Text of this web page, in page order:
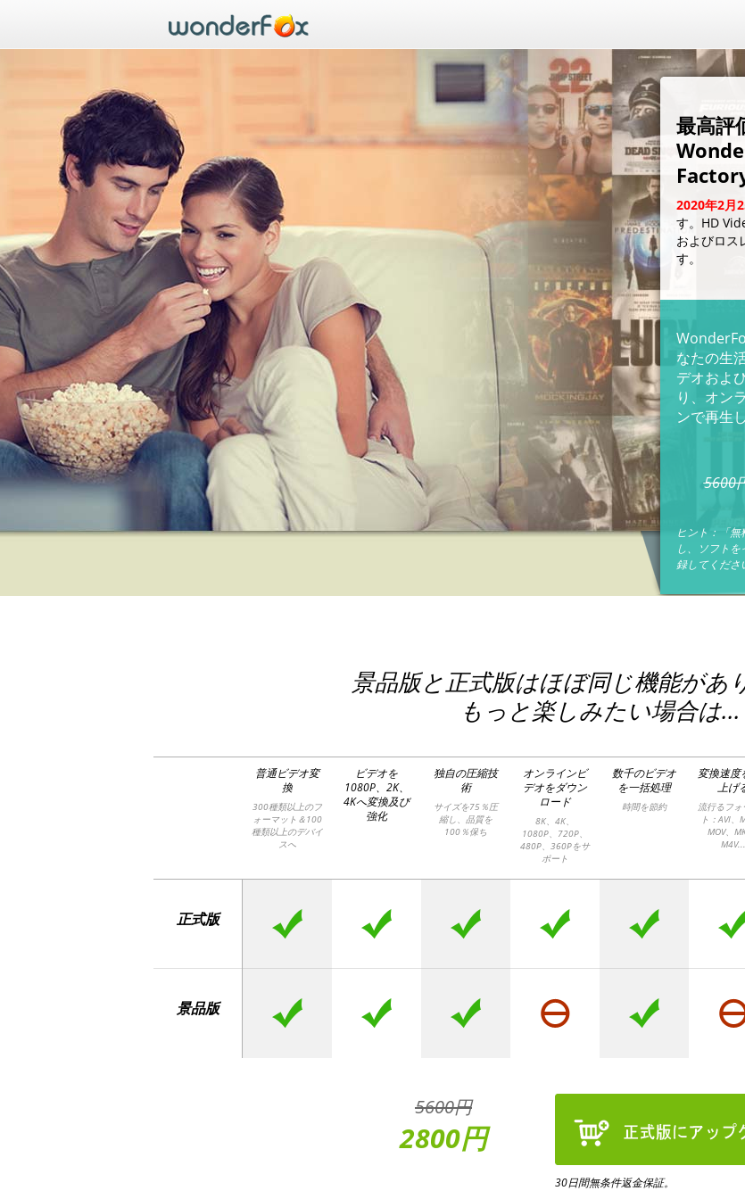
最高評
2020年2月
す。HD
およびロス
す。
なたの生
デオおよ
り、オン
ンで再生
5600
ヒント：「
し、ソフト
録してくださ
景品版と正式版はほぼ同じ機能があ
もっと楽しみたい場合は...
普通ビデオ変
換
300種類以上のフ
ォーマット＆100
種類以上のデバイ
スへ
ビデオを
1080P、2K、
4Kへ変換及び
強化
独自の圧縮技
術
サイズを75％圧
縮し、品質を
100％保ち
オンラインビ
デオをダウン
ロード
8K、4K、
1080P、720P、
480P、360Pをサ
ポート
数千のビデオ
を一括処理
時間を節約
変換速度
上げ
流行るフォ
ト：AVI、
MOV、
M4V...
正式版
景品版
5600円
2800円
30日間無条件返金保証。